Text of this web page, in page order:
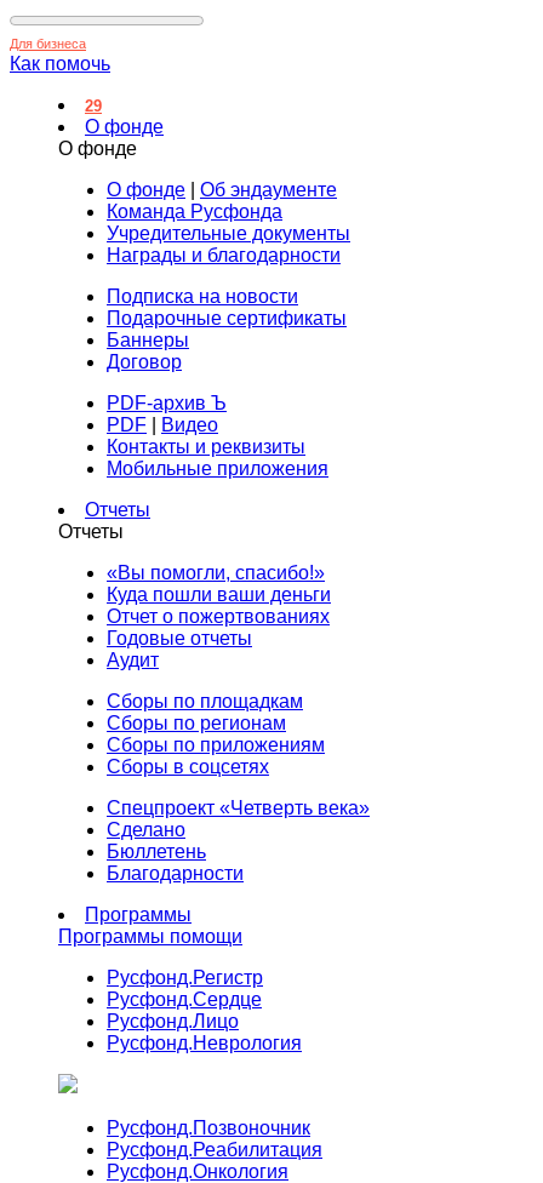
Для бизнеса
Как помочь
29
О фонде
О фонде
О фонде
Об эндаументе
Команда Русфонда
Учредительные документы
Награды и благодарности
Подписка на новости
Подарочные сертификаты
Баннеры
Договор
PDF-архив Ъ
PDF
Видео
Контакты и реквизиты
Мобильные приложения
Отчеты
Отчеты
«Вы помогли, спасибо!»
Куда пошли ваши деньги
Отчет о пожертвованиях
Годовые отчеты
Аудит
Сборы по площадкам
Сборы по регионам
Сборы по приложениям
Сборы в соцсетях
Спецпроект «Четверть века»
Сделано
Бюллетень
Благодарности
Программы
Программы помощи
Русфонд.Регистр
Русфонд.Сердце
Русфонд.Лицо
Русфонд.Неврология
Русфонд.Позвоночник
Русфонд.Реабилитация
Русфонд.Онкология